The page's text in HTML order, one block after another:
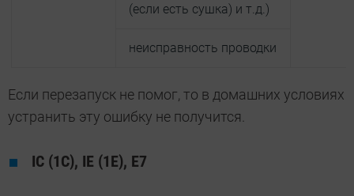
(если есть сушка) и т.д.)
неисправность проводки
Если перезапуск не помог, то в домашних условиях
устранить эту ошибку не получится.
IC (1C), IE (1E), E7